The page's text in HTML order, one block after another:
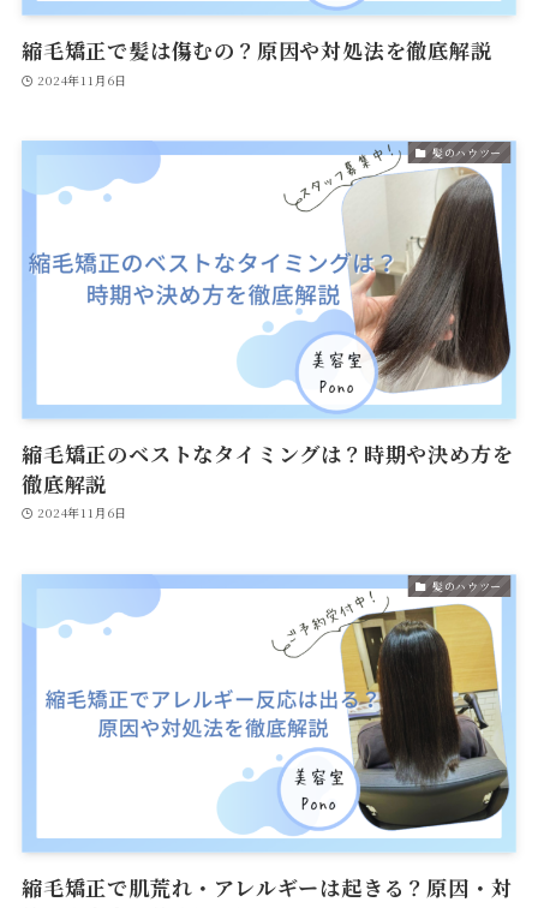
縮毛矯正で髪は傷むの？原因や対処法を徹底解説
2024年11月6日
髪のハウツー
縮毛矯正のベストなタイミングは？時期や決め方を
徹底解説
2024年11月6日
髪のハウツー
縮毛矯正で肌荒れ・アレルギーは起きる？原因・対